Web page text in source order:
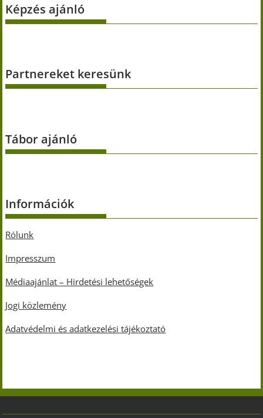
Képzés ajánló
Partnereket keresünk
Tábor ajánló
Információk
Rólunk
Impresszum
Médiaajánlat – Hirdetési lehetőségek
Jogi közlemény
Adatvédelmi és adatkezelési tájékoztató